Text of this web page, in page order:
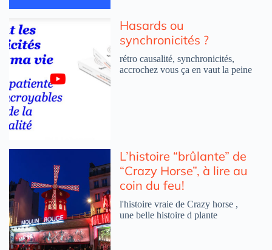
Hasards ou
synchronicités ?
rétro causalité, synchronicités,
accrochez vous ça en vaut la peine
L’histoire “brûlante” de
“Crazy Horse”, à lire au
coin du feu!
l'histoire vraie de Crazy horse ,
une belle histoire d plante